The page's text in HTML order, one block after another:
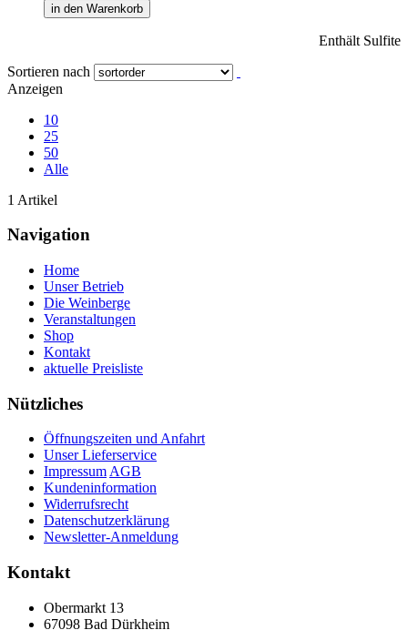
in den Warenkorb
Enthält Sulfite
Sortieren nach
Anzeigen
10
25
50
Alle
1 Artikel
Navigation
Home
Unser Betrieb
Die Weinberge
Veranstaltungen
Shop
Kontakt
aktuelle Preisliste
Nützliches
Öffnungszeiten und Anfahrt
Unser Lieferservice
Impressum AGB
Kundeninformation
Widerrufsrecht
Datenschutzerklärung
Newsletter-Anmeldung
Kontakt
Obermarkt 13
67098 Bad Dürkheim